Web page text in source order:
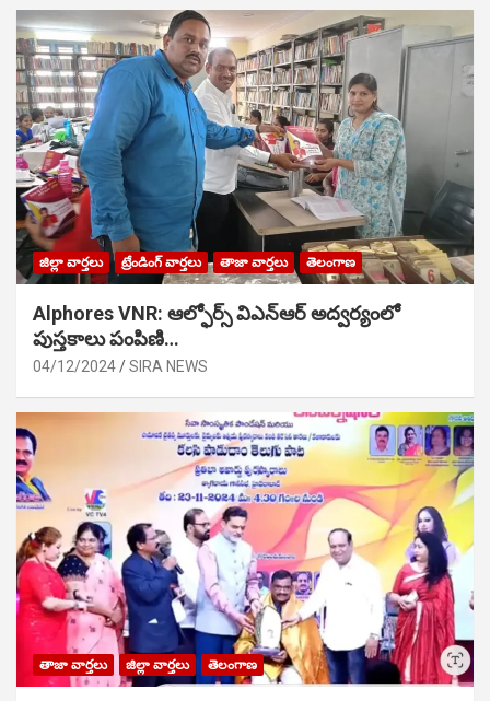
జిల్లా వార్తలు ట్రేండింగ్ వార్తలు తాజా వార్తలు తెలంగాణ
Alphores VNR: ఆల్ఫోర్స్ విఎన్ఆర్ అద్వర్యంలో
పుస్తకాలు పంపిణి…
04/12/2024 SIRA NEWS
తాజా వార్తలు జిల్లా వార్తలు తెలంగాణ